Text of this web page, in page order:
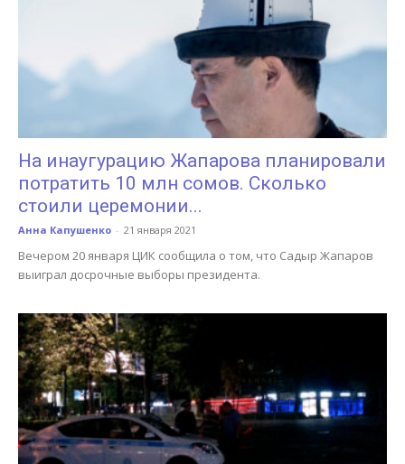
На инаугурацию Жапарова планировали
потратить 10 млн сомов. Сколько
стоили церемонии...
Анна Капушенко - 21 января 2021
Вечером 20 января ЦИК сообщила о том, что Садыр Жапаров
выиграл досрочные выборы президента.